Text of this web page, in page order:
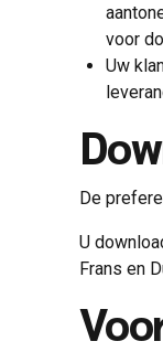
voor
Uw
De
U
Frans en